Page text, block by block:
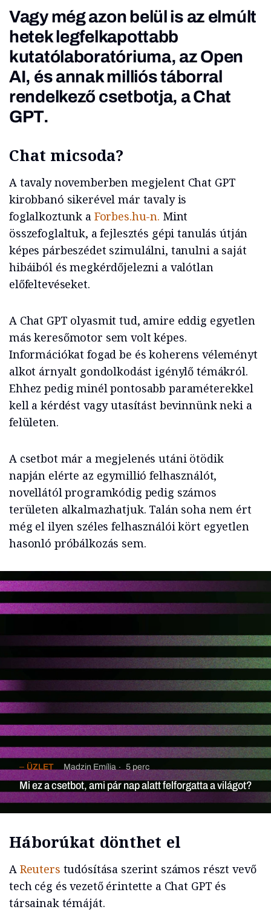
Vagy még azon belül is az elmúlt
hetek legfelkapottabb
kutatólaboratóriuma, az Open
AI, és annak milliós táborral
rendelkező csetbotja, a Chat
GPT.
Chat micsoda?
A tavaly novemberben megjelent Chat GPT
kirobbanó sikerével már tavaly is
foglalkoztunk a Forbes.hu-n. Mint
összefoglaltuk, a fejlesztés gépi tanulás útján
képes párbeszédet szimulálni, tanulni a saját
hibáiból és megkérdőjelezni a valótlan
előfeltevéseket.
A Chat GPT olyasmit tud, amire eddig egyetlen
más keresőmotor sem volt képes.
Információkat fogad be és koherens véleményt
alkot árnyalt gondolkodást igénylő témákról.
Ehhez pedig minél pontosabb paraméterekkel
kell a kérdést vagy utasítást bevinnünk neki a
felületen.
A csetbot már a megjelenés utáni ötödik
napján elérte az egymillió felhasználót,
novellától programkódig pedig számos
területen alkalmazhatjuk. Talán soha nem ért
még el ilyen széles felhasználói kört egyetlen
hasonló próbálkozás sem.
ÜZLET Madzin Emília 5 perc
Mi ez a csetbot, ami pár nap alatt felforgatta a világot?
Háborúkat dönthet el
A Reuters tudósítása szerint számos részt vevő
tech cég és vezető érintette a Chat GPT és
társainak témáját.